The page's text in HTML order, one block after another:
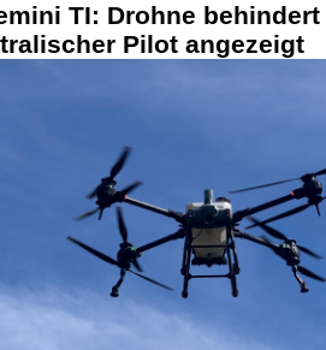
TI: Drohne behindert
Pilot angezeigt